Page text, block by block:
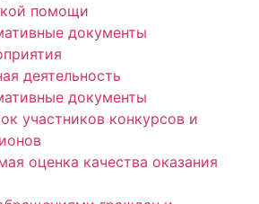
помощи
документы
деятельность
документы
участников конкурсов и
оценка качества оказания